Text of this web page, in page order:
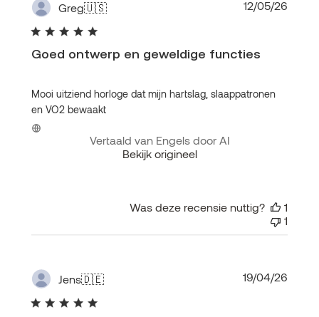
Greg🇺🇸
Goed ontwerp en geweldige functies
Mooi uitziend horloge dat mijn hartslag, slaappatronen
en VO2 bewaakt
Vertaald van Engels door AI
Bekijk origineel
12/05/26
Was deze recensie nuttig?
1
1
Jens🇩🇪 19/04/26